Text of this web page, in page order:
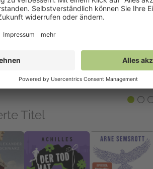
Thriller, Mystery
Dream of the Jet-
Belletristik, Fantasy &
Science Fiction
Titel